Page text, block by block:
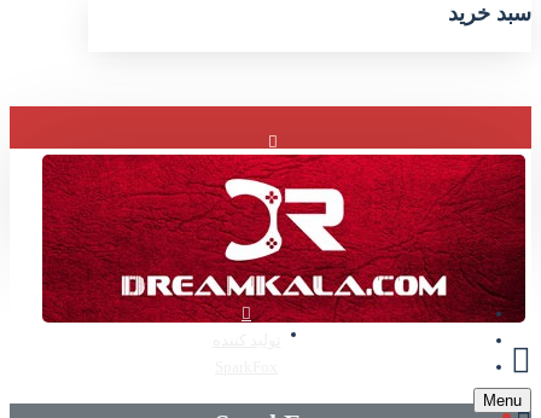
سبد خرید
ورود
عضویت
تماس با ما
Menu